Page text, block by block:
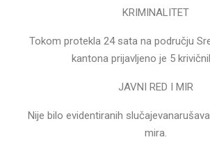
KRIMINALITET
Tokom protekla 24 sata na području
kantona prijavljeno je 5
JAVNI RED I MIR
Nije bilo evidentiranih
mira.